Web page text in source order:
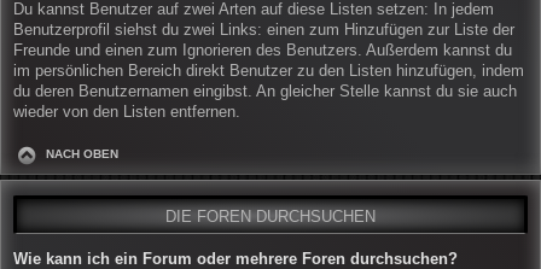
Du kannst Benutzer auf zwei Arten auf diese Listen setzen: In jedem
Benutzerprofil siehst du zwei Links: einen zum Hinzufügen zur Liste der
Freunde und einen zum Ignorieren des Benutzers. Außerdem kannst du
im persönlichen Bereich direkt Benutzer zu den Listen hinzufügen, indem
du deren Benutzernamen eingibst. An gleicher Stelle kannst du sie auch
wieder von den Listen entfernen.
NACH OBEN
DIE FOREN DURCHSUCHEN
Wie kann ich ein Forum oder mehrere Foren durchsuchen?